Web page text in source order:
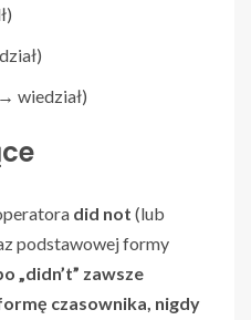
wiedział)
did not (lub
podstawowej formy
„didn’t” zawsze
czasownika, nigdy